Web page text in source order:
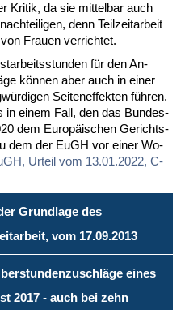
Kri­tik, da sie mit­tel­bar auch
denn Teil­zeit­ar­beit
Frau­en ver­rich­tet.
für den An­
kön­nen aber auch in ei­ner
Sei­ten­ef­fek­ten füh­ren.
in ei­nem Fall, den das Bun­des­
dem Eu­ro­päi­schen Ge­richts­
dem der EuGH vor ei­ner Wo­
Ur­teil vom 13.01.2022, C-
Grundlage des
vom 17.09.2013
eines
2017 - auch bei zehn